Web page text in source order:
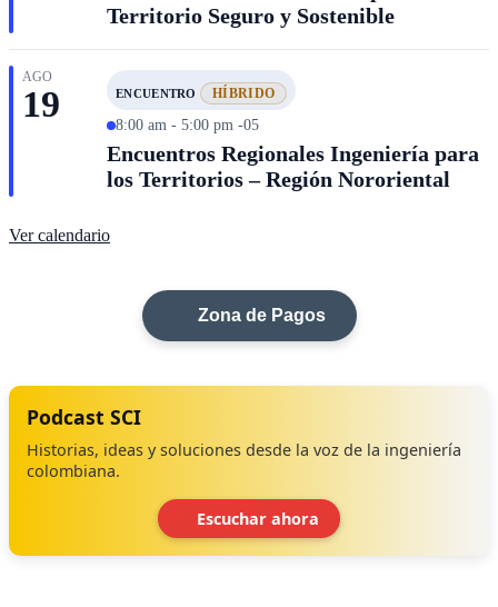
Territorio Seguro y Sostenible
AGO
19 ENCUENTRO HÍBRIDO
8:00 am - 5:00 pm -05
Encuentros Regionales Ingeniería para
los Territorios – Región Nororiental
Ver calendario
Zona de Pagos
Podcast SCI
Historias, ideas y soluciones desde la voz de la ingeniería
colombiana.
Escuchar ahora